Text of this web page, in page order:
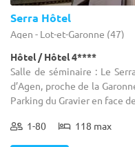
Serra Hôtel
Agen - Lot-et-Garonne (47)
Hôtel / Hôtel 4****
Salle de séminaire : Le
d’Agen, proche de la
Parking du Gravier en face
1-80 118 max